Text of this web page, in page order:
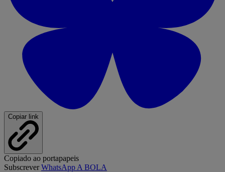
Copiar link
Copiado ao portapapeis
SubscreverWhatsApp A BOLA